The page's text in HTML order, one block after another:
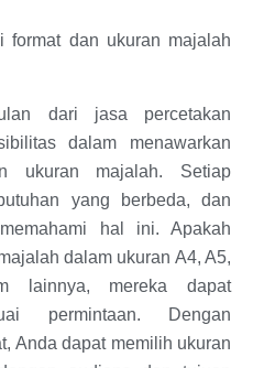
format dan ukuran majalah
dari jasa percetakan
dalam menawarkan
ukuran majalah. Setiap
yang berbeda, dan
hal ini. Apakah
dalam ukuran A4, A5,
lainnya, mereka dapat
permintaan. Dengan
Anda dapat memilih ukuran